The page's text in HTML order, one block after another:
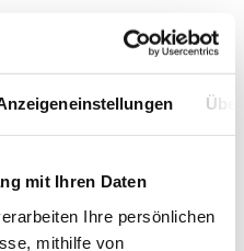
mit Ihren Daten
Ihre persönlichen
mithilfe von
Wortgruppe enthalten:
und Fußballfieber